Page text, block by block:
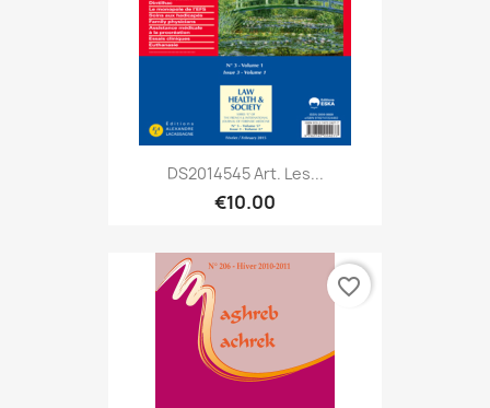
DS2014545 Art. Les...
€10.00
favorite_border